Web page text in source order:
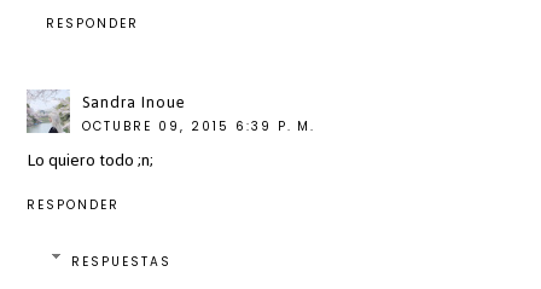
RESPONDER
Sandra Inoue
OCTUBRE 09, 2015 6:39 P. M.
Lo quiero todo ;n;
RESPONDER
RESPUESTAS